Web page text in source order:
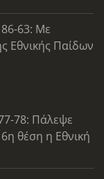
63: Με
Εθνικής Παίδων
78: Πάλεψε
θέση η Εθνική